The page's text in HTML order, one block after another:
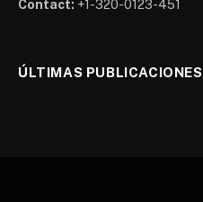
Contact: +1-320-0123-451
ÚLTIMAS PUBLICACIONES